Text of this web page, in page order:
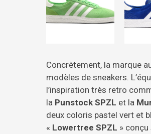
Concrètement, la marque
modèles de sneakers.
l’inspiration très retro
la Punstock SPZL et la
deux coloris pastel vert et
« Lowertree SPZL »